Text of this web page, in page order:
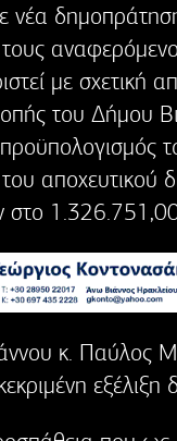
νέα
με σχετική
του Δήμου
αποχευτικού
στο
κ. Παύλος
εξέλιξη